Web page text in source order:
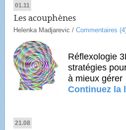
01.11
Les acouphènes
Helenka Madjarevic /Commentaires
Réflexologie
stratégies
à mieux gérer
Continuez la
21.08